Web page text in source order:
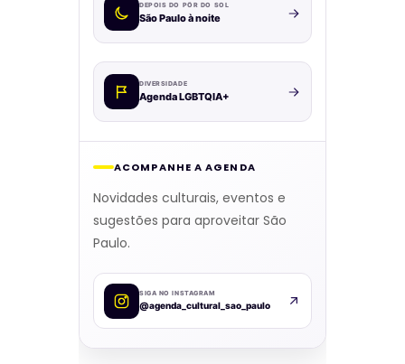
DEPOIS DO PÔR DO SOL
São Paulo à noite
DIVERSIDADE
Agenda LGBTQIA+
ACOMPANHE A AGENDA
Novidades culturais, eventos e
sugestões para aproveitar São
Paulo.
SIGA NO INSTAGRAM
@agenda_cultural_sao_paulo